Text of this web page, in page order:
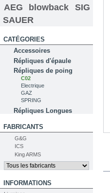
AEG
blowback
SIG
SAUER
CATÉGORIES
Accessoires
Répliques d'épaule
Répliques de poing
C02
Electrique
GAZ
SPRING
Répliques Longues
FABRICANTS
G&G
ICS
King ARMS
INFORMATIONS